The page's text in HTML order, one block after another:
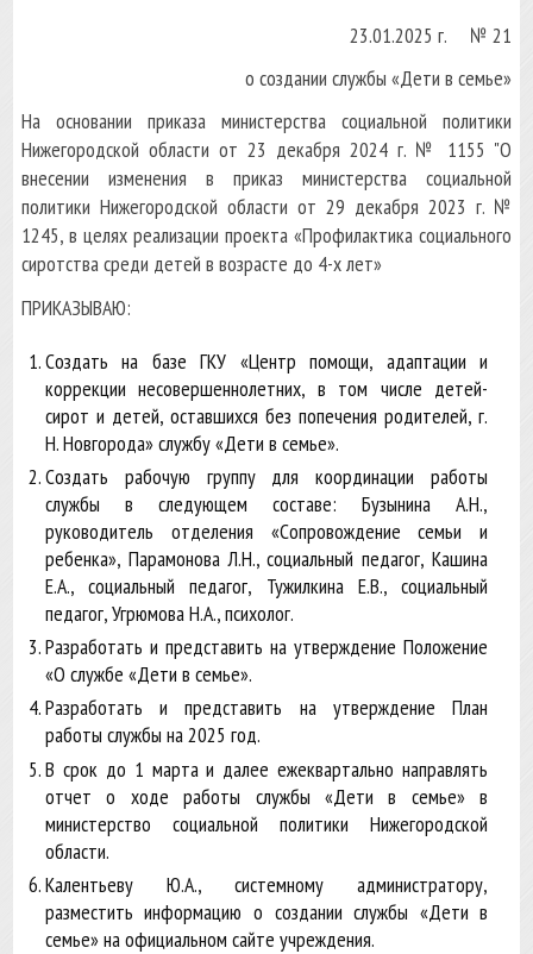
23.01.2025 г. № ­­­­21
о создании службы «Дети в семье»
На основании приказа министерства социальной политики
Нижегородской области от 23 декабря 2024 г. № 1155 "О
внесении изменения в приказ министерства социальной
политики Нижегородской области от 29 декабря 2023 г. №
1245, в целях реализации проекта «Профилактика социального
сиротства среди детей в возрасте до 4-х лет»
ПРИКАЗЫВАЮ:
Создать на базе ГКУ «Центр помощи, адаптации и
коррекции несовершеннолетних, в том числе детей-
сирот и детей, оставшихся без попечения родителей, г.
Н. Новгорода» службу «Дети в семье».
Создать рабочую группу для координации работы
службы в следующем составе: Бузынина А.Н.,
руководитель отделения «Сопровождение семьи и
ребенка», Парамонова Л.Н., социальный педагог, Кашина
Е.А., социальный педагог, Тужилкина Е.В., социальный
педагог, Угрюмова Н.А., психолог.
Разработать и представить на утверждение Положение
«О службе «Дети в семье».
Разработать и представить на утверждение План
работы службы на 2025 год.
В срок до 1 марта и далее ежеквартально направлять
отчет о ходе работы службы «Дети в семье» в
министерство социальной политики Нижегородской
области.
Калентьеву Ю.А., системному администратору,
разместить информацию о создании службы «Дети в
семье» на официальном сайте учреждения.